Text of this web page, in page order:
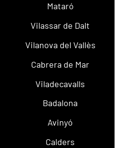
Mataró
Vilassar de Dalt
Vilanova del Vallès
Cabrera de Mar
Viladecavalls
Badalona
Avinyó
Calders